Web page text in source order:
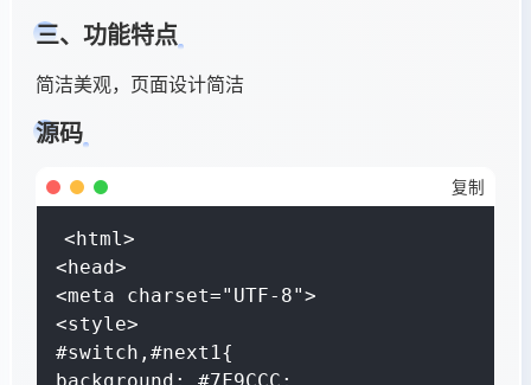
三、功能特点
简洁美观，页面设计简洁
源码
复制
<html>
<head>
<meta charset="UTF-8">
<style>
#switch,#next1{